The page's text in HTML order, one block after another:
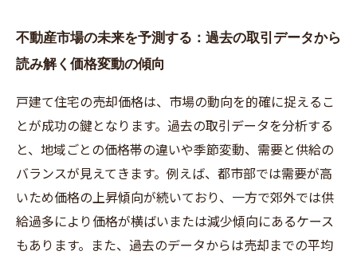
不動産市場の未来を予測する：過去の取引データから
読み解く価格変動の傾向
戸建て住宅の売却価格は、市場の動向を的確に捉えるこ
とが成功の鍵となります。過去の取引データを分析する
と、地域ごとの価格帯の違いや季節変動、需要と供給の
バランスが見えてきます。例えば、都市部では需要が高
いため価格の上昇傾向が続いており、一方で郊外では供
給過多により価格が横ばいまたは減少傾向にあるケース
もあります。また、過去のデータからは売却までの平均